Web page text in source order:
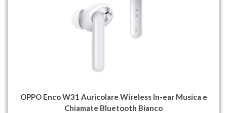
OPPO Enco W31 Auricolare Wireless In-ear Musica e
Chiamate Bluetooth Bianco